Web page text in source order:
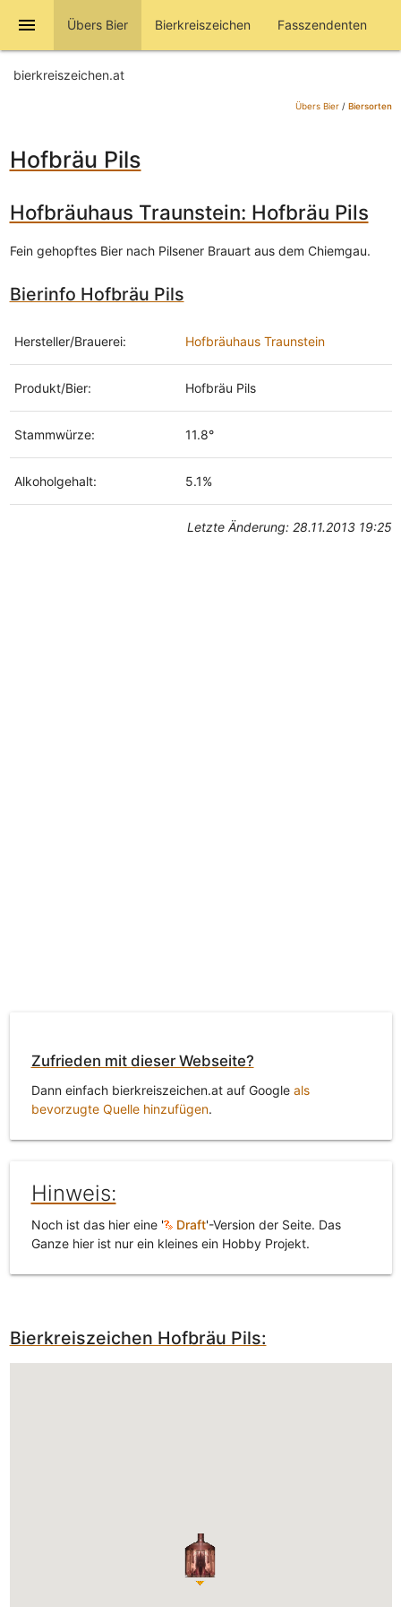
menu Übers Bier Bierkreiszeichen Fasszendenten
bierkreiszeichen.at
Übers Bier/ Biersorten
Hofbräu Pils
Hofbräuhaus Traunstein: Hofbräu Pils
Fein gehopftes Bier nach Pilsener Brauart aus dem Chiemgau.
Bierinfo Hofbräu Pils
Hersteller/Brauerei: Hofbräuhaus Traunstein
Produkt/Bier: Hofbräu Pils
Stammwürze: 11.8°
Alkoholgehalt: 5.1%
Letzte Änderung: 28.11.2013 19:25
Zufrieden mit dieser Webseite?
Dann einfach bierkreiszeichen.at auf Google als
bevorzugte Quelle hinzufügen.
Hinweis:
Noch ist das hier eine ' Draft'-Version der Seite. Das
Ganze hier ist nur ein kleines ein Hobby Projekt.
Bierkreiszeichen Hofbräu Pils: